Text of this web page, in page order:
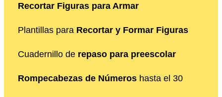
Recortar Figuras para Armar
Plantillas para Recortar y Formar Figuras
Cuadernillo de repaso para preescolar
Rompecabezas de Números hasta el 30